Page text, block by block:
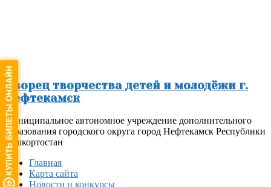
Дворец творчества детей и молодёжи г.
Нефтекамск
Муниципальное автономное учреждение дополнительного
образования городского округа город Нефтекамск Республики
Башкортостан
МенюГлавная
Карта сайта
Новости и конкурсы